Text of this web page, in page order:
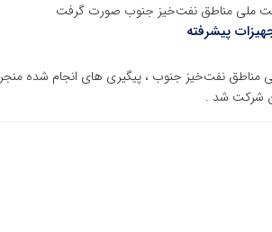
ملی مناطق نفت‌خیز جنوب صورت گرفت
پیشرفته
مناطق نفت‌خیز جنوب ، پیگیری های انجام شده منجر
شرکت شد .